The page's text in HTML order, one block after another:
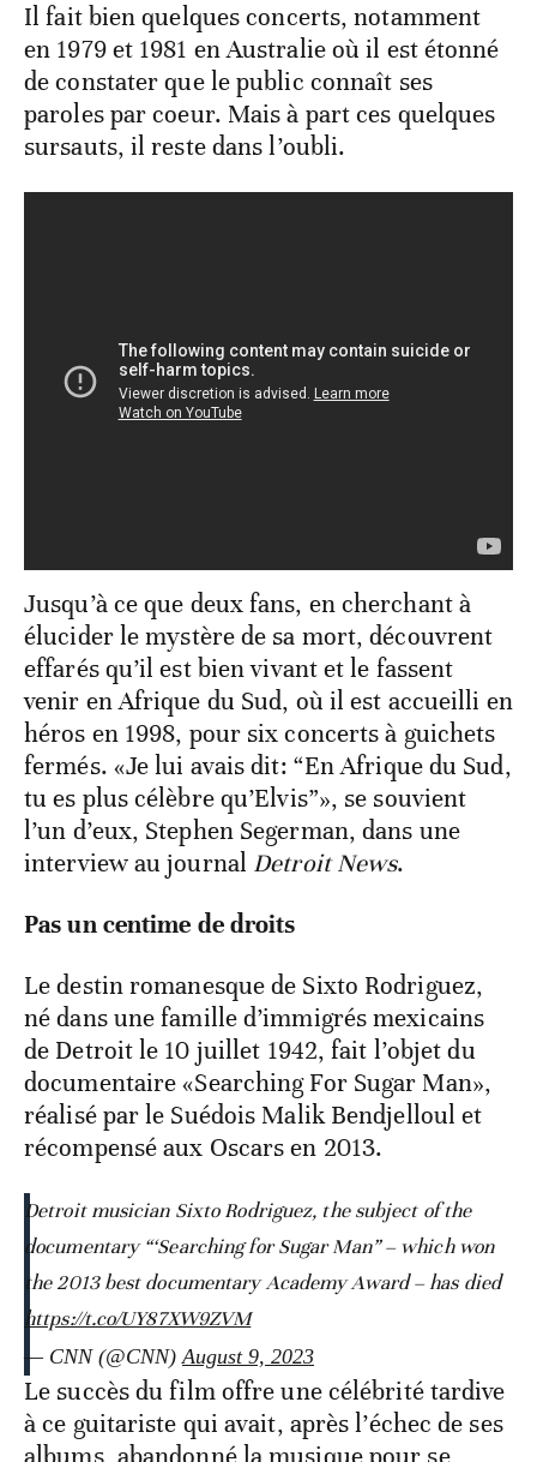
Il fait bien quelques concerts, notamment
en 1979 et 1981 en Australie où il est étonné
de constater que le public connaît ses
paroles par coeur. Mais à part ces quelques
sursauts, il reste dans l’oubli.
Jusqu’à ce que deux fans, en cherchant à
élucider le mystère de sa mort, découvrent
effarés qu’il est bien vivant et le fassent
venir en Afrique du Sud, où il est accueilli en
héros en 1998, pour six concerts à guichets
fermés. «Je lui avais dit: “En Afrique du Sud,
tu es plus célèbre qu’Elvis”», se souvient
l’un d’eux, Stephen Segerman, dans une
interview au journal Detroit News.
Pas un centime de droits
Le destin romanesque de Sixto Rodriguez,
né dans une famille d’immigrés mexicains
de Detroit le 10 juillet 1942, fait l’objet du
documentaire «Searching For Sugar Man»,
réalisé par le Suédois Malik Bendjelloul et
récompensé aux Oscars en 2013.
Detroit musician Sixto Rodriguez, the subject of the
documentary “‘Searching for Sugar Man” – which won
the 2013 best documentary Academy Award – has died
https://t.co/UY87XW9ZVM
— CNN (@CNN)August 9, 2023
Le succès du film offre une célébrité tardive
à ce guitariste qui avait, après l’échec de ses